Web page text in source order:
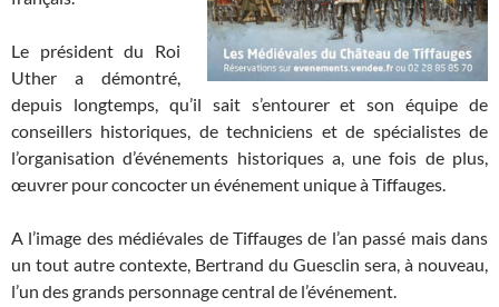
Le président du Roi
Uther a démontré,
depuis longtemps, qu’il sait s’entourer et son équipe de
conseillers historiques, de techniciens et de spécialistes de
l’organisation d’événements historiques a, une fois de plus,
œuvrer pour concocter un événement unique à Tiffauges.
A l’image des médiévales de Tiffauges de l’an passé mais dans
un tout autre contexte, Bertrand du Guesclin sera, à nouveau,
l’un des grands personnage central de l’événement.